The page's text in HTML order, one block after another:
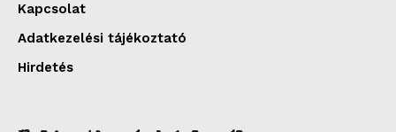
Kapcsolat
Adatkezelési tájékoztató
Hirdetés